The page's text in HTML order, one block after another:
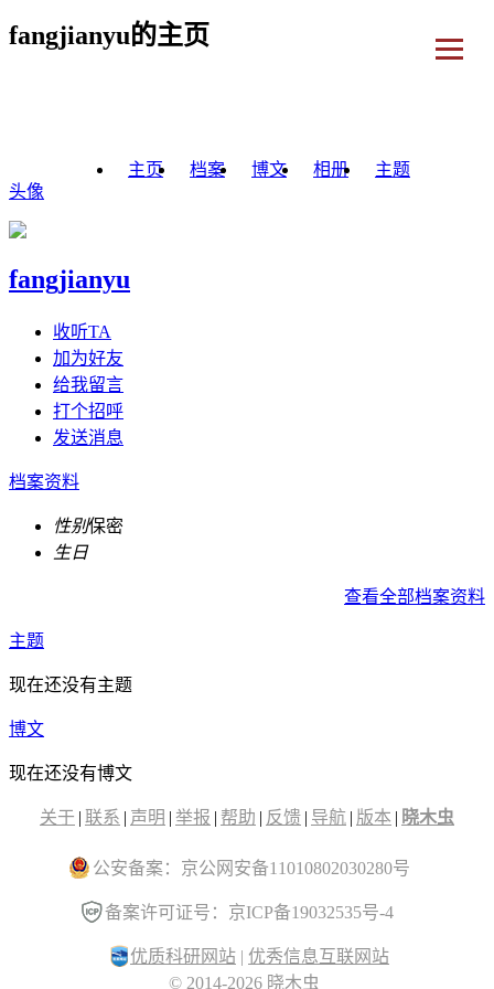
fangjianyu的主页
主页 档案 博文 相册
主题
头像
fangjianyu
收听TA
加为好友
给我留言
打个招呼
发送消息
档案资料
性别保密
生日
查看全部档案资料
主题
现在还没有主题
博文
现在还没有博文
关于 | 联系 | 声明 | 举报 | 帮助 | 反馈 | 导航 | 版本 | 晓木虫
公安备案：京公网安备11010802030280号
备案许可证号：京ICP备19032535号-4
优质科研网站 | 优秀信息互联网站
© 2014-2026 晓木虫